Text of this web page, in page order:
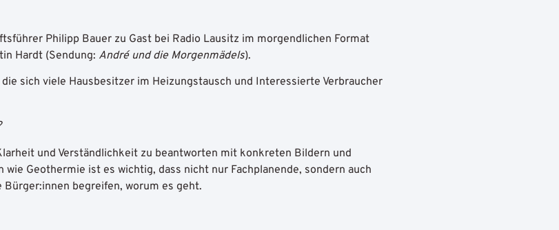
Philipp Bauer zu Gast bei Radio Lausitz im morgendlichen Format
Hardt (Sendung: André und die Morgenmädels).
sich viele Hausbesitzer im Heizungstausch und Interessierte Verbraucher
und Verständlichkeit zu beantworten mit konkreten Bildern und
wie Geothermie ist es wichtig, dass nicht nur Fachplanende, sondern auch
begreifen, worum es geht.